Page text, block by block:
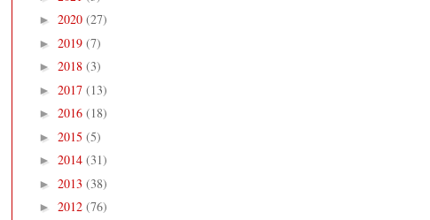
► 2020 (27)
► 2019 (7)
► 2018 (3)
► 2017 (13)
► 2016 (18)
► 2015 (5)
► 2014 (31)
► 2013 (38)
► 2012 (76)